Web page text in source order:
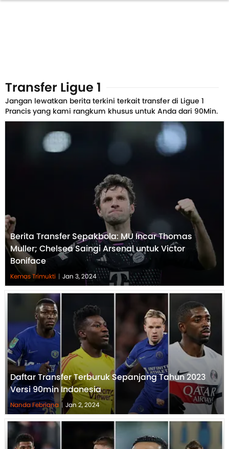
Transfer Ligue 1
Jangan lewatkan berita terkini terkait transfer di Ligue 1
Prancis yang kami rangkum khusus untuk Anda dari 90Min.
Berita Transfer Sepakbola: MU Incar Thomas
Muller; Chelsea Saingi Arsenal untuk Victor
Boniface
Kemas Trimukti | Jan 3, 2024
Daftar Transfer Terburuk Sepanjang Tahun 2023
Versi 90min Indonesia
Nanda Febriana | Jan 2, 2024